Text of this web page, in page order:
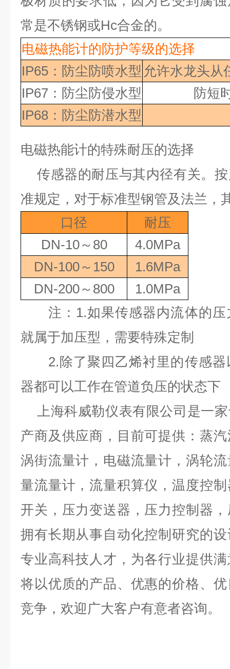
常是不锈钢或Hc合金的。
电磁热能计的防护等级的选择
IP65：防尘防喷水型 允许水龙头从
IP67：防尘防侵水型
防短
IP68：防尘防潜水型
电磁热能计的特殊耐压的选择
传感器的耐压与其内径有关。
准规定，对于标准型钢管及法兰，
口径
耐压
DN-10～ 80
4.0MPa
DN-100～ 150
1.6MPa
DN-200～ 800
1.0MPa
注： 1.如果传感器内流体的
就属于加压型，需要特殊定制
2. 除了聚四乙烯衬里的传感
器都可以工作在管道负压的状态下
上海科威勒仪表有限公司是一
产商及供应商，目前可提供：蒸
涡街流量计，电磁流量计，涡轮
量流量计，流量积算仪，温度控
开关，压力变送器，压力控制器
拥有长期从事自动化控制研究的
专业高科技人才，为各行业提供
将以优质的产品、优惠的价格、
竞争，欢迎广大客户有意者咨询。